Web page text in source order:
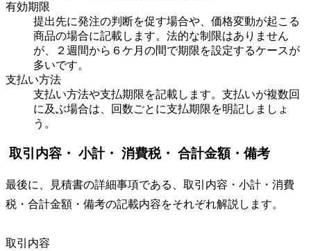
有効期限
提出先に発注の判断を促す場合や、価格変動が起こる
商品の場合に記載します。法的な制限はありません
が、２週間から６ケ月の間で期限を設定するケースが
多いです。
支払い方法
支払い方法や支払期限を記載します。支払いが複数回
に及ぶ場合は、回数ごとに支払期限を明記しましょ
う。
取引内容・ 小計・ 消費税・ 合計金額・備考
最後に、見積書の詳細事項である、取引内容・小計・消費
税・合計金額・備考の記載内容をそれぞれ解説します。
取引内容